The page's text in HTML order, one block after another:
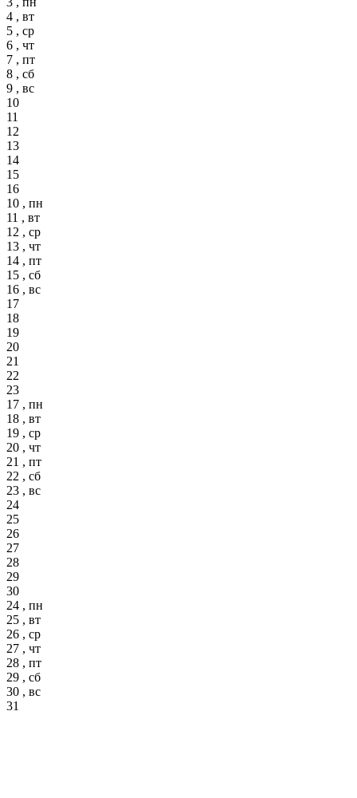
4 , вт
5 , ср
6 , чт
7 , пт
8 , сб
9 , вс
10
11
12
13
14
15
16
10 , пн
11 , вт
12 , ср
13 , чт
14 , пт
15 , сб
16 , вс
17
18
19
20
21
22
23
17 , пн
18 , вт
19 , ср
20 , чт
21 , пт
22 , сб
23 , вс
24
25
26
27
28
29
30
24 , пн
25 , вт
26 , ср
27 , чт
28 , пт
29 , сб
30 , вс
31